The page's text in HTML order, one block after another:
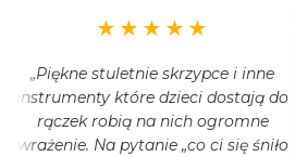
★★★★★
„Piękne stuletnie skrzypce i inne
instrumenty które dzieci dostają do
rączek robią na nich ogromne
wrażenie. Na pytanie „co ci się śniło